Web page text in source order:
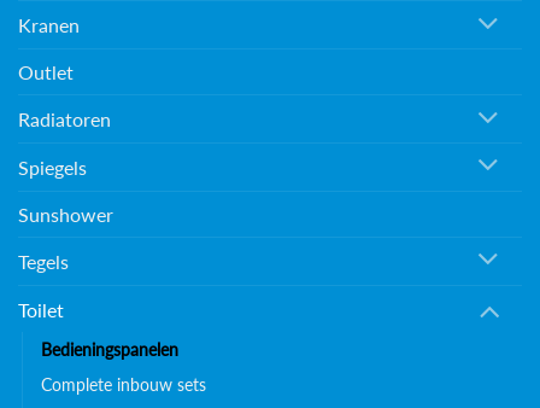
Kranen
Outlet
Radiatoren
Spiegels
Sunshower
Tegels
Toilet
Bedieningspanelen
Complete inbouw sets